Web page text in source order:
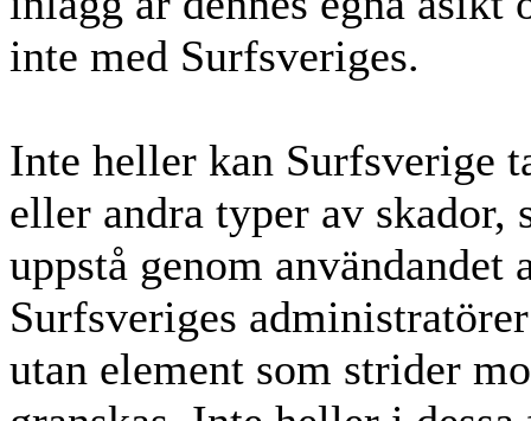
inte med Surfsveriges.
Inte heller kan Surfsverige
eller andra typer av skador,
uppstå genom
Surfsveriges
utan element som strider